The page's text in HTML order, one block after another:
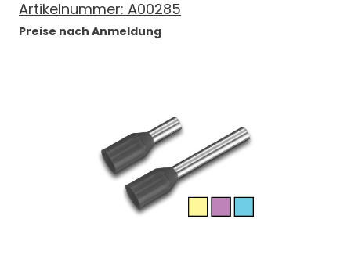
Artikelnummer: A00285
Preise nach Anmeldung